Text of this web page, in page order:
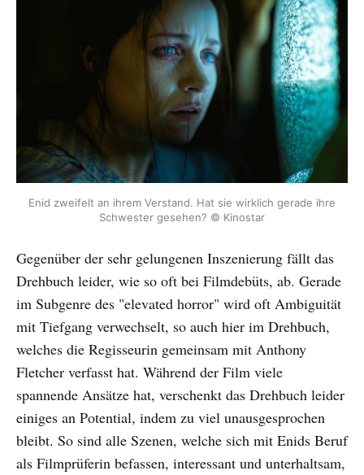
Enid zweifelt an ihrem Verstand. Hat sie wirklich gerade ihre
Schwester gesehen? © Kinostar
Gegenüber der sehr gelungenen Inszenierung fällt das
Drehbuch leider, wie so oft bei Filmdebüts, ab. Gerade
im Subgenre des "elevated horror" wird oft Ambiguität
mit Tiefgang verwechselt, so auch hier im Drehbuch,
welches die Regisseurin gemeinsam mit Anthony
Fletcher verfasst hat. Während der Film viele
spannende Ansätze hat, verschenkt das Drehbuch leider
einiges an Potential, indem zu viel unausgesprochen
bleibt. So sind alle Szenen, welche sich mit Enids Beruf
als Filmprüferin befassen, interessant und unterhaltsam,